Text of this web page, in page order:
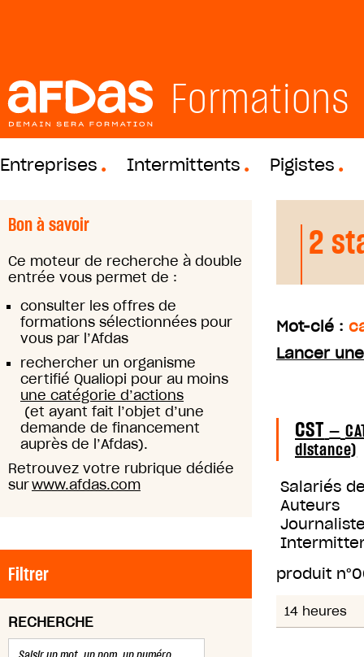
Formations
Entreprises Intermittents Pigistes
Bon à savoir
Ce moteur de recherche à double
entrée vous permet de :
consulter les offres de
formations sélectionnées pour
vous par l’Afdas
rechercher un organisme
certifié Qualiopi pour au moins
une catégorie d’actions
(et ayant fait l’objet d’une
demande de financement
auprès de l’Afdas).
Retrouvez votre rubrique dédiée
surwww.afdas.com
Filtrer
RECHERCHE
2
Mot-clé :
Lancer
CST —
distance)
Salariés
Auteurs
produit n°
14 heures